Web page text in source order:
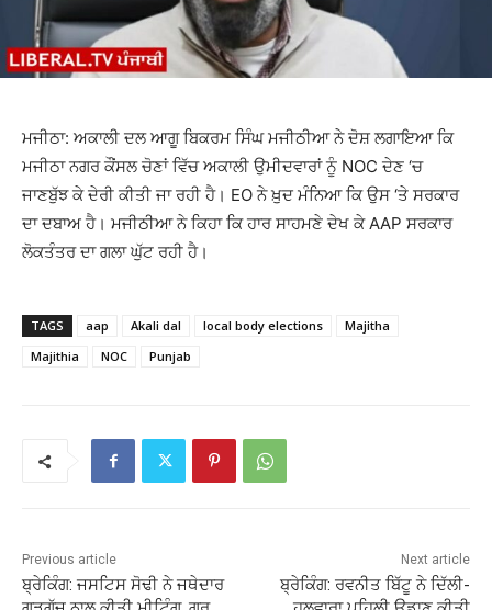
ਮਜੀਠਾ: ਅਕਾਲੀ ਦਲ ਆਗੂ ਬਿਕਰਮ ਸਿੰਘ ਮਜੀਠੀਆ ਨੇ ਦੋਸ਼ ਲਗਾਇਆ ਕਿ
ਮਜੀਠਾ ਨਗਰ ਕੌਂਸਲ ਚੋਣਾਂ ਵਿੱਚ ਅਕਾਲੀ ਉਮੀਦਵਾਰਾਂ ਨੂੰ NOC ਦੇਣ ‘ਚ
ਜਾਣਬੁੱਝ ਕੇ ਦੇਰੀ ਕੀਤੀ ਜਾ ਰਹੀ ਹੈ। EO ਨੇ ਖ਼ੁਦ ਮੰਨਿਆ ਕਿ ਉਸ ‘ਤੇ ਸਰਕਾਰ
ਦਾ ਦਬਾਅ ਹੈ। ਮਜੀਠੀਆ ਨੇ ਕਿਹਾ ਕਿ ਹਾਰ ਸਾਹਮਣੇ ਦੇਖ ਕੇ AAP ਸਰਕਾਰ
ਲੋਕਤੰਤਰ ਦਾ ਗਲਾ ਘੁੱਟ ਰਹੀ ਹੈ।
TAGS aap Akali dal local body elections
Majitha
Majithia
NOC Punjab
Previous article
ਬ੍ਰੇਕਿੰਗ: ਜਸਟਿਸ ਸੋਢੀ ਨੇ ਜਥੇਦਾਰ
Next article
ਬ੍ਰੇਕਿੰਗ: ਰਵਨੀਤ ਬਿੱਟੂ ਨੇ ਦਿੱਲੀ-